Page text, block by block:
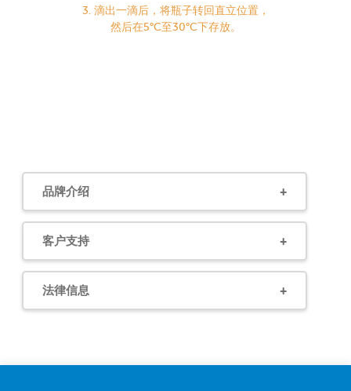
3. 滴出一滴后，将瓶子转回直立位置，
然后在5°C至30°C下存放。
品牌介绍
客户支持
法律信息